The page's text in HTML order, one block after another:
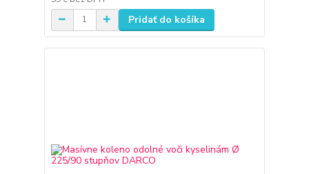
Pridať do košíka